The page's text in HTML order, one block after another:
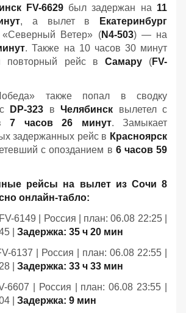
FV-6629был задержан на 11
, а вылет в
Екатеринбург
«Северный Ветер» (N4-503) — на
. Также на 10 часов 30 минут
повторный рейс в Самару(FV-
также попал в сводку
DP-323 в Челябинск вылетел с
7 часов 26 минут. Замыкает
задержанных рейс в Красноярск
с опозданием в 6 часов 59
рейсы на вылет из Сочи 8
онлайн-табло:
6149 | Россия | план: 06.08 22:25 |
| Задержка: 35 ч 20 мин
6137 | Россия | план: 06.08 22:55 |
| Задержка: 33 ч 33 мин
6607 | Россия | план: 06.08 23:55 |
| Задержка: 9 мин